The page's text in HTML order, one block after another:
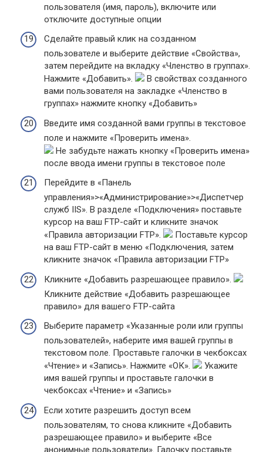
пользователя (имя, пароль), включите или
отключите доступные опции
Сделайте правый клик на созданном
пользователе и выберите действие «Свойства»,
затем перейдите на вкладку «Членство в группах».
Нажмите «Добавить».
В свойствах созданного
вами пользователя на закладке «Членство в
группах» нажмите кнопку «Добавить»
Введите имя созданной вами группы в текстовое
поле и нажмите «Проверить имена».
Не забудьте нажать кнопку «Проверить имена»
после ввода имени группы в текстовое поле
Перейдите в «Панель
управления»>«Администрирование»>«Диспетчер
служб IIS». В разделе «Подключения» поставьте
курсор на ваш FTP-сайт и кликните значок
«Правила авторизации FTP».
Поставьте курсор
на ваш FTP-сайт в меню «Подключения, затем
кликните значок «Правила авторизации FTP»
Кликните «Добавить разрешающее правило».
Кликните действие «Добавить разрешающее
правило» для вашего FTP-сайта
Выберите параметр «Указанные роли или группы
пользователей», наберите имя вашей группы в
текстовом поле. Проставьте галочки в чекбоксах
«Чтение» и «Запись». Нажмите «ОК».
Укажите
имя вашей группы и проставьте галочки в
чекбоксах «Чтение» и «Запись»
Если хотите разрешить доступ всем
пользователям, то снова кликните «Добавить
разрешающее правило» и выберите «Все
анонимные пользователи». Галочку поставьте